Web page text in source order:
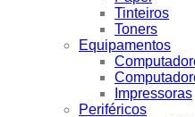
Tinteiros
Toners
Equipamentos
Impressoras
Periféricos